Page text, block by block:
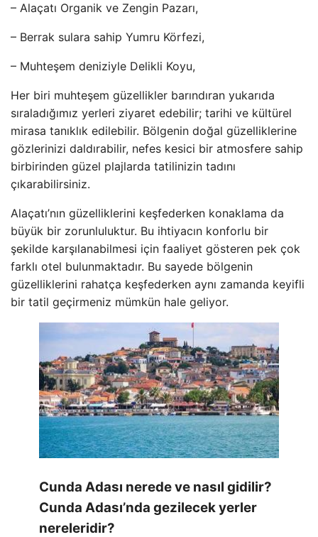
– Alaçatı Organik ve Zengin Pazarı,
– Berrak sulara sahip Yumru Körfezi,
– Muhteşem deniziyle Delikli Koyu,
Her biri muhteşem güzellikler barındıran yukarıda
sıraladığımız yerleri ziyaret edebilir; tarihi ve kültürel
mirasa tanıklık edilebilir. Bölgenin doğal güzelliklerine
gözlerinizi daldırabilir, nefes kesici bir atmosfere sahip
birbirinden güzel plajlarda tatilinizin tadını
çıkarabilirsiniz.
Alaçatı’nın güzelliklerini keşfederken konaklama da
büyük bir zorunluluktur. Bu ihtiyacın konforlu bir
şekilde karşılanabilmesi için faaliyet gösteren pek çok
farklı otel bulunmaktadır. Bu sayede bölgenin
güzelliklerini rahatça keşfederken aynı zamanda keyifli
bir tatil geçirmeniz mümkün hale geliyor.
Cunda Adası nerede ve nasıl gidilir?
Cunda Adası’nda gezilecek yerler
nereleridir?